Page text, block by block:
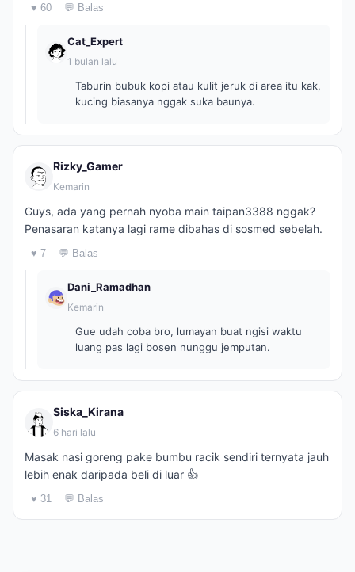
♥ 60 💬 Balas
Cat_Expert
1 bulan lalu
Taburin bubuk kopi atau kulit jeruk di area itu kak,
kucing biasanya nggak suka baunya.
Rizky_Gamer
Kemarin
Guys, ada yang pernah nyoba main taipan3388 nggak?
Penasaran katanya lagi rame dibahas di sosmed sebelah.
♥ 7 💬 Balas
Dani_Ramadhan
Kemarin
Gue udah coba bro, lumayan buat ngisi waktu
luang pas lagi bosen nunggu jemputan.
Siska_Kirana
6 hari lalu
Masak nasi goreng pake bumbu racik sendiri ternyata jauh
lebih enak daripada beli di luar 👍
♥ 31 💬 Balas